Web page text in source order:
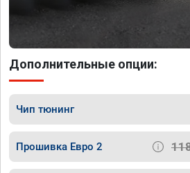
Дополнительные опции:
Чип тюнинг
Прошивка Евро 2